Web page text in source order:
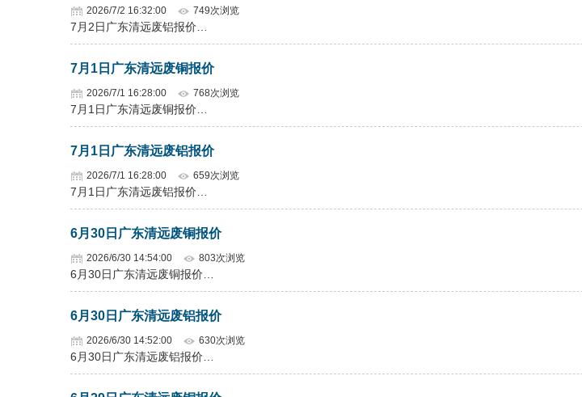
2026/7/2 16:32:00 749次浏览
7月2日广东清远废铝报价…
7月1日广东清远废铜报价
2026/7/1 16:28:00 768次浏览
7月1日广东清远废铜报价…
7月1日广东清远废铝报价
2026/7/1 16:28:00 659次浏览
7月1日广东清远废铝报价…
6月30日广东清远废铜报价
2026/6/30 14:54:00 803次浏览
6月30日广东清远废铜报价…
6月30日广东清远废铝报价
2026/6/30 14:52:00 630次浏览
6月30日广东清远废铝报价…